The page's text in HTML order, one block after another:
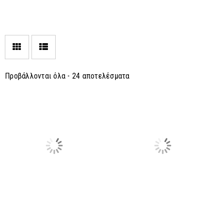
Προβάλλονται όλα - 24 αποτελέσματα